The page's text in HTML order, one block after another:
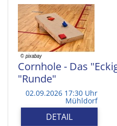
Cornhole - Das
"Runde"
02.09.2026 17:30 Uhr
Mühldorf
DETAIL